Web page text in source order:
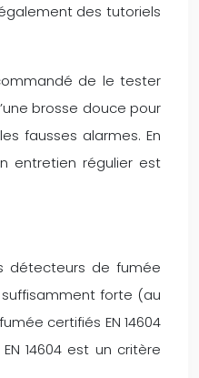
des tutoriels
de le tester
brosse douce pour
fausses alarmes. En
entretien régulier est
détecteurs de fumée
forte (au
certifiés EN 14604
14604 est un critère